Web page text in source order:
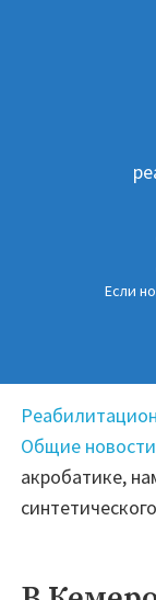
Если
Общие новости
акробатике,